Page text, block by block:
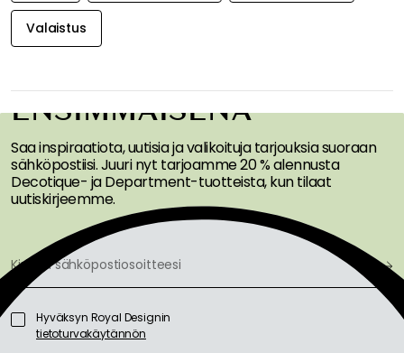
Valaistus
SAA INSPIRAATIOTA &
TARJOUKSIA
ENSIMMÄISENÄ
Saa inspiraatiota, uutisia ja valikoituja tarjouksia suoraan
sähköpostiisi. Juuri nyt tarjoamme 20 % alennusta
Decotique- ja Department-tuotteista, kun tilaat
uutiskirjeemme.
Hyväksyn Royal Designin
tietoturvakäytännön